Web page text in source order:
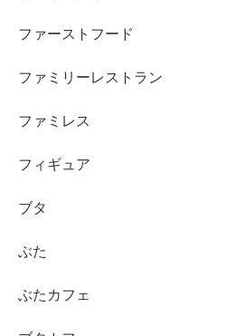
ファーストフード
ファミリーレストラン
ファミレス
フィギュア
ブタ
ぶた
ぶたカフェ